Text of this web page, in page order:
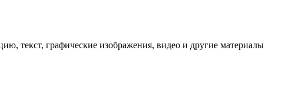
текст, графические изображения, видео и другие материалы